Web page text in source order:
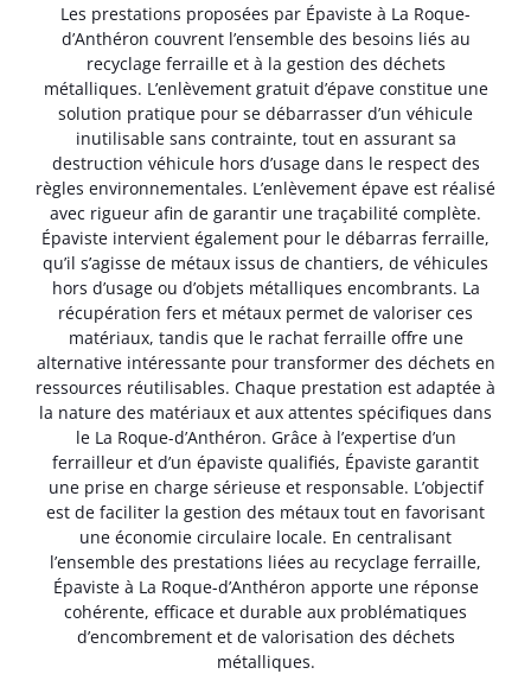
Les prestations proposées par Épaviste à La Roque-
d’Anthéron couvrent l’ensemble des besoins liés au
recyclage ferraille et à la gestion des déchets
métalliques. L’enlèvement gratuit d’épave constitue une
solution pratique pour se débarrasser d’un véhicule
inutilisable sans contrainte, tout en assurant sa
destruction véhicule hors d’usage dans le respect des
règles environnementales. L’enlèvement épave est réalisé
avec rigueur afin de garantir une traçabilité complète.
Épaviste intervient également pour le débarras ferraille,
qu’il s’agisse de métaux issus de chantiers, de véhicules
hors d’usage ou d’objets métalliques encombrants. La
récupération fers et métaux permet de valoriser ces
matériaux, tandis que le rachat ferraille offre une
alternative intéressante pour transformer des déchets en
ressources réutilisables. Chaque prestation est adaptée à
la nature des matériaux et aux attentes spécifiques dans
le La Roque-d’Anthéron. Grâce à l’expertise d’un
ferrailleur et d’un épaviste qualifiés, Épaviste garantit
une prise en charge sérieuse et responsable. L’objectif
est de faciliter la gestion des métaux tout en favorisant
une économie circulaire locale. En centralisant
l’ensemble des prestations liées au recyclage ferraille,
Épaviste à La Roque-d’Anthéron apporte une réponse
cohérente, efficace et durable aux problématiques
d’encombrement et de valorisation des déchets
métalliques.